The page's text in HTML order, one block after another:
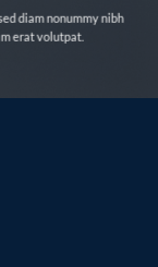
diam nonummy nibh
erat volutpat.